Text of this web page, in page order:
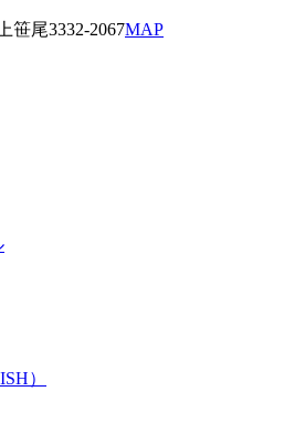
笹尾3332-2067MAP
）